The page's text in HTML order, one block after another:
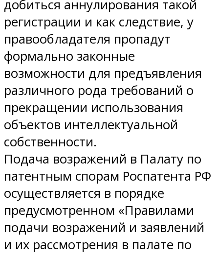
добиться аннулирования такой
регистрации и как следствие, у
правообладателя пропадут
формально законные
возможности для предъявления
различного рода требований о
прекращении использования
объектов интеллектуальной
собственности.
Подача возражений в Палату по
патентным спорам Роспатента РФ
осуществляется в порядке
предусмотренном «Правилами
подачи возражений и заявлений
и их рассмотрения в палате по